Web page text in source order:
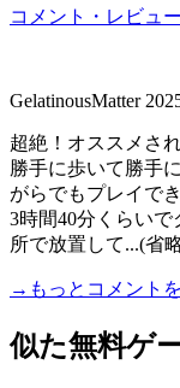
コメント・レビュ
GelatinousMatter
超絶！オススメさ
勝手に歩いて勝手
がらでもプレイでき
3時間40分くらいで
所で放置して...(省
→もっとコメント
似た無料ゲ